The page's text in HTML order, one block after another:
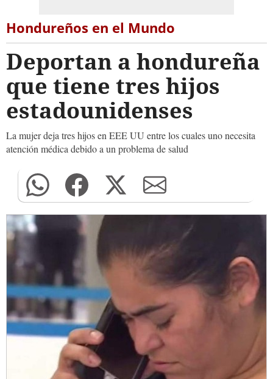
Hondureños en el Mundo
Deportan a hondureña
que tiene tres hijos
estadounidenses
La mujer deja tres hijos en EEE UU entre los cuales uno necesita
atención médica debido a un problema de salud